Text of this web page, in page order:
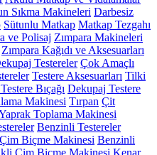
Sıkma Makineleri Darbesiz
Sütunlu Matkap Matkap Tezgahı
ve Polisaj Zımpara Makineleri
Zımpara Kağıdı ve Aksesuarları
Testereler Çok Amaçlı
Testere Aksesuarları Tilki
Bıçağı Dekupaj Testere
Makinesi Tırpan Çit
Toplama Makinesi
Benzinli Testereler
Çim Biçme Makinesi Benzinli
Çim Biçme Makinesi Kenar